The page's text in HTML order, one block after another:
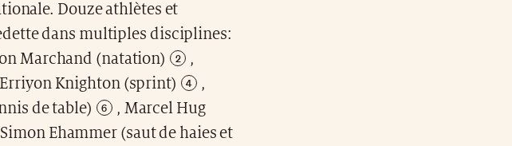
Douze athlètes et
dans multiples disciplines:
Marchand (natation)
,
Erriyon Knighton (sprint)
,
de table) , Marcel Hug
Simon Ehammer (saut de haies et